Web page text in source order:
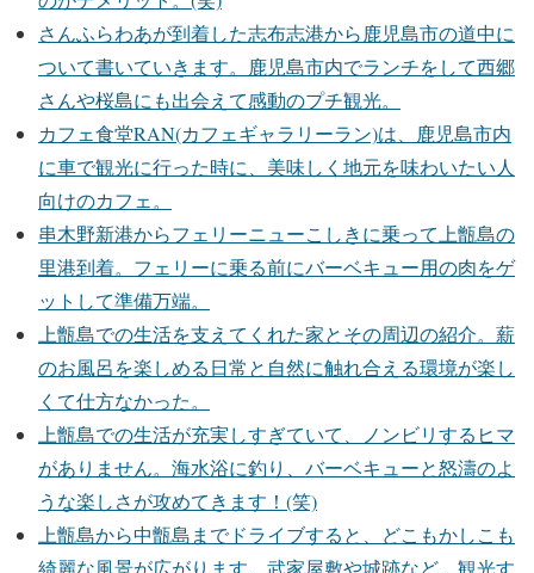
さんふらわあが到着した志布志港から鹿児島市の道中に
ついて書いていきます。鹿児島市内でランチをして西郷
さんや桜島にも出会えて感動のプチ観光。
カフェ食堂RAN(カフェギャラリーラン)は、鹿児島市内
に車で観光に行った時に、美味しく地元を味わいたい人
向けのカフェ。
串木野新港からフェリーニューこしきに乗って上甑島の
里港到着。フェリーに乗る前にバーベキュー用の肉をゲ
ットして準備万端。
上甑島での生活を支えてくれた家とその周辺の紹介。薪
のお風呂を楽しめる日常と自然に触れ合える環境が楽し
くて仕方なかった。
上甑島での生活が充実しすぎていて、ノンビリするヒマ
がありません。海水浴に釣り、バーベキューと怒濤のよ
うな楽しさが攻めてきます！(笑)
上甑島から中甑島までドライブすると、どこもかしこも
綺麗な風景が広がります。武家屋敷や城跡など、観光す